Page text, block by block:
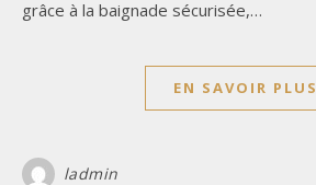
grâce à la baignade sécurisée,…
EN SAVOIR PLUS
ladmin